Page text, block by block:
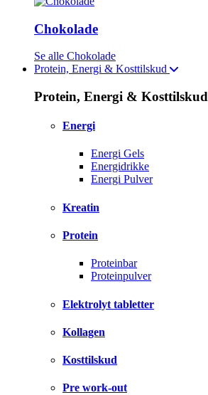
Chokolade
Se alle Chokolade
Protein, Energi & Kosttilskud
Protein, Energi & Kosttilskud
Energi
Energi Gels
Energidrikke
Energi Pulver
Kreatin
Protein
Proteinbar
Proteinpulver
Elektrolyt tabletter
Kollagen
Kosttilskud
Pre work-out